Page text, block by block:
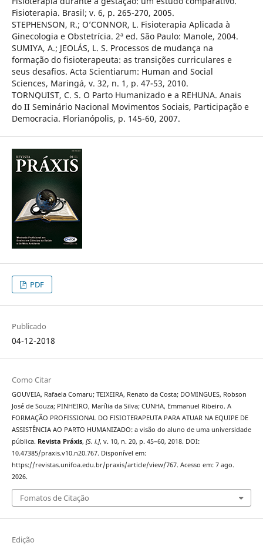
Fisioterapia. Brasil; v. 6, p. 265-270, 2005.
STEPHENSON, R.; O’CONNOR, L. Fisioterapia Aplicada à
Ginecologia e Obstetrícia. 2ª ed. São Paulo: Manole, 2004.
SUMIYA, A.; JEOLÁS, L. S. Processos de mudança na
formação do fisioterapeuta: as transições curriculares e
seus desafios. Acta Scientiarum: Human and Social
Sciences, Maringá, v. 32, n. 1, p. 47-53, 2010.
TORNQUIST, C. S. O Parto Humanizado e a REHUNA. Anais
do II Seminário Nacional Movimentos Sociais, Participação e
Democracia. Florianópolis, p. 145-60, 2007.
PDF
Publicado
04-12-2018
Como Citar
GOUVEIA, Rafaela Comaru; TEIXEIRA, Renato da Costa; DOMINGUES, Robson
José de Souza; PINHEIRO, Marília da Silva; CUNHA, Emmanuel Ribeiro. A
FORMAÇÃO PROFISSIONAL DO FISIOTERAPEUTA PARA ATUAR NA EQUIPE DE
ASSISTÊNCIA AO PARTO HUMANIZADO: a visão do aluno de uma universidade
pública. Revista Práxis, [S. l.], v. 10, n. 20, p. 45–60, 2018. DOI:
10.47385/praxis.v10.n20.767. Disponível em:
https://revistas.unifoa.edu.br/praxis/article/view/767. Acesso em: 7 ago.
2026.
Fomatos de Citação
Edição